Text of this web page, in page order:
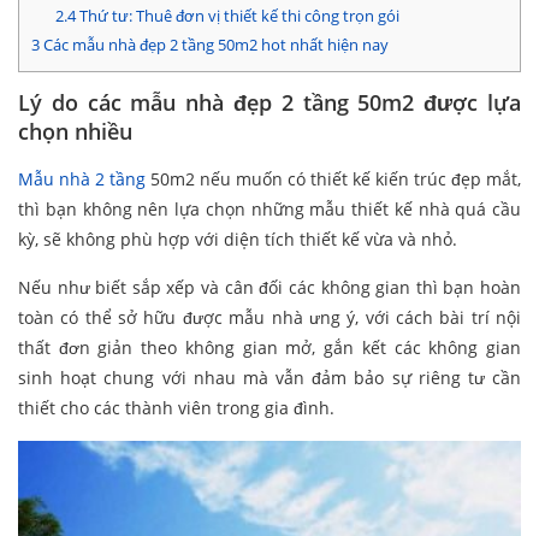
2.4Thứ tư: Thuê đơn vị thiết kế thi công trọn gói
3Các mẫu nhà đẹp 2 tầng 50m2 hot nhất hiện nay
Lý do các mẫu nhà đẹp 2 tầng 50m2 được lựa
chọn nhiều
Mẫu nhà 2 tầng 50m2 nếu muốn có thiết kế kiến trúc đẹp mắt,
thì bạn không nên lựa chọn những mẫu thiết kế nhà quá cầu
kỳ, sẽ không phù hợp với diện tích thiết kế vừa và nhỏ.
Nếu như biết sắp xếp và cân đối các không gian thì bạn hoàn
toàn có thể sở hữu được mẫu nhà ưng ý, với cách bài trí nội
thất đơn giản theo không gian mở, gắn kết các không gian
sinh hoạt chung với nhau mà vẫn đảm bảo sự riêng tư cần
thiết cho các thành viên trong gia đình.